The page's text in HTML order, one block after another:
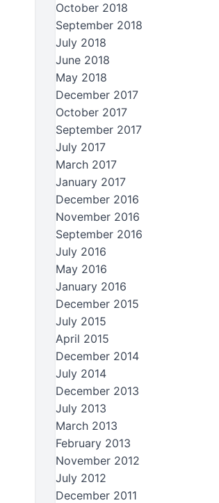
October 2018
September 2018
July 2018
June 2018
May 2018
December 2017
October 2017
September 2017
July 2017
March 2017
January 2017
December 2016
November 2016
September 2016
July 2016
May 2016
January 2016
December 2015
July 2015
April 2015
December 2014
July 2014
December 2013
July 2013
March 2013
February 2013
November 2012
July 2012
December 2011